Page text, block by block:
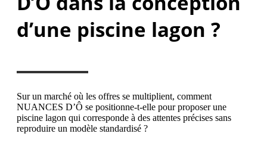
d’une piscine lagon ?
Sur un marché où les offres se multiplient, comment
NUANCES D’Ô se positionne-t-elle pour proposer une
piscine lagon qui corresponde à des attentes précises sans
reproduire un modèle standardisé ?